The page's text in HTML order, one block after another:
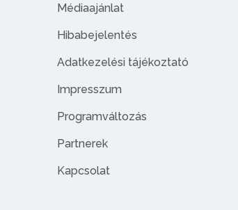
Médiaajánlat
Hibabejelentés
Adatkezelési tájékoztató
Impresszum
Programváltozás
Partnerek
Kapcsolat